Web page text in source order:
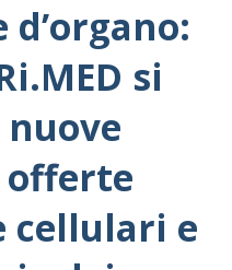
si
cellulari e